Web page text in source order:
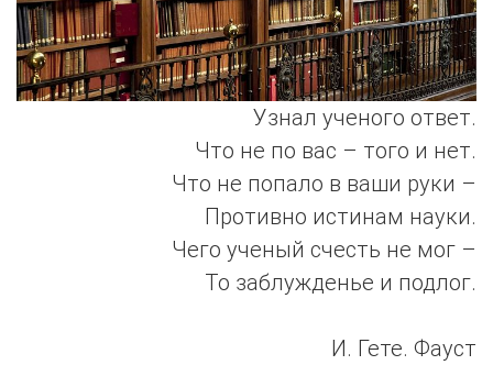
Узнал ученого ответ.
Что не по вас – того и нет.
Что не попало в ваши руки –
Противно истинам науки.
Чего ученый счесть не мог –
То заблужденье и подлог.
И. Гете. Фауст